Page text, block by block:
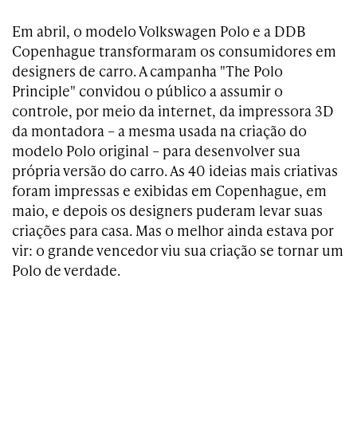
Em abril, o modelo Volkswagen Polo e a DDB
Copenhague transformaram os consumidores em
designers de carro. A campanha "The Polo
Principle" convidou o público a assumir o
controle, por meio da internet, da impressora 3D
da montadora – a mesma usada na criação do
modelo Polo original – para desenvolver sua
própria versão do carro. As 40 ideias mais criativas
foram impressas e exibidas em Copenhague, em
maio, e depois os designers puderam levar suas
criações para casa. Mas o melhor ainda estava por
vir: o grande vencedor viu sua criação se tornar um
Polo de verdade.